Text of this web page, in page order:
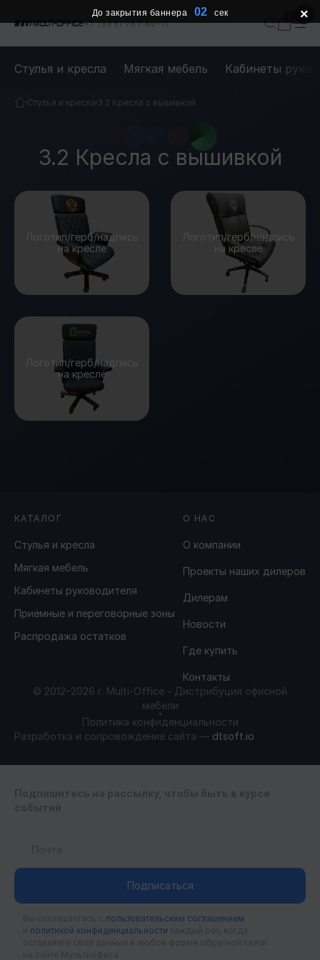
+7 (985) 761-80-11
Стулья и кресла Мягкая мебель Кабинеты
Стулья и кресла 3.2 Кресла с вышивкой
3.2 Кресла с вышивкой
Логотип/герб/надпись
на кресле
Логотип/герб/надпись
на кресле
Логотип/герб/надпись
на кресле
КАТАЛОГ
Стулья и кресла
Мягкая мебель
Кабинеты руководителя
Приёмные и переговорные зоны
Распродажа остатков
О НАС
О компании
Проекты наших дилеров
Дилерам
Новости
Где купить
Контакты
© 2012–2026 г. Multi-Office - Дистрибуция офисной
мебели
Политика конфиденциальности
Разработка и сопровождение сайта — dtsoft.io
Подписаться
пользовательским соглашением
политикой конфиденциальности
До закрытия баннера 02 сек ×
МЫ в реестре